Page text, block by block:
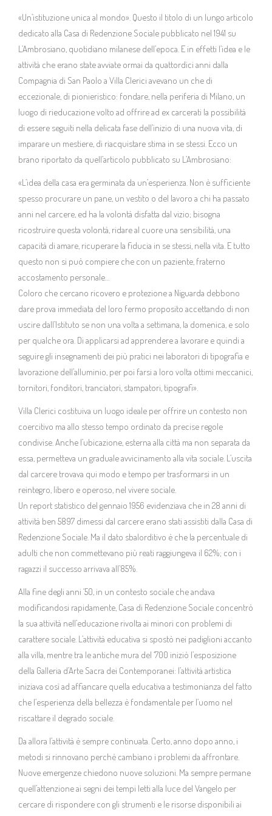
La rivista trimestrale
Sostienici
Contatti
«Un’istituzione unica al mondo». Questo il titolo di un lungo articolo
dedicato alla Casa di Redenzione Sociale pubblicato nel 1941 su
L’Ambrosiano, quotidiano milanese dell’epoca. E in effetti l’idea e le
attività che erano state avviate ormai da quattordici anni dalla
Compagnia di San Paolo a Villa Clerici avevano un che di
eccezionale, di pionieristico: fondare, nella periferia di Milano, un
luogo di rieducazione volto ad offrire ad ex carcerati la possibilità
di essere seguiti nella delicata fase dell’inizio di una nuova vita, di
imparare un mestiere, di riacquistare stima in se stessi. Ecco un
brano riportato da quell’articolo pubblicato su L’Ambrosiano:
«L’idea della casa era germinata da un’esperienza. Non è sufficiente
spesso procurare un pane, un vestito o del lavoro a chi ha passato
anni nel carcere, ed ha la volontà disfatta dal vizio; bisogna
ricostruire questa volontà, ridare al cuore una sensibilità, una
capacità di amare, ricuperare la fiducia in se stessi, nella vita. E tutto
questo non si può compiere che con un paziente, fraterno
accostamento personale…
Coloro che cercano ricovero e protezione a Niguarda debbono
dare prova immediata del loro fermo proposito accettando di non
uscire dall’Istituto se non una volta a settimana, la domenica, e solo
per qualche ora. Di applicarsi ad apprendere a lavorare e quindi a
seguire gli insegnamenti dei più pratici nei laboratori di tipografia e
lavorazione dell’alluminio, per poi farsi a loro volta ottimi meccanici,
tornitori, fonditori, tranciatori, stampatori, tipografi».
Villa Clerici costituiva un luogo ideale per offrire un contesto non
coercitivo ma allo stesso tempo ordinato da precise regole
condivise. Anche l’ubicazione, esterna alla città ma non separata da
essa, permetteva un graduale avvicinamento alla vita sociale. L’uscita
dal carcere trovava qui modo e tempo per trasformarsi in un
reintegro, libero e operoso, nel vivere sociale.
Un report statistico del gennaio 1956 evidenziava che in 28 anni di
attività ben 5897 dimessi dal carcere erano stati assistiti dalla Casa di
Redenzione Sociale. Ma il dato sbalorditivo è che la percentuale di
adulti che non commettevano più reati raggiungeva il 62%; con i
ragazzi il successo arrivava all’85%.
Alla fine degli anni ‘50, in un contesto sociale che andava
modificandosi rapidamente, Casa di Redenzione Sociale concentrò
la sua attività nell’educazione rivolta ai minori con problemi di
carattere sociale. L’attività educativa si spostò nei padiglioni accanto
alla villa, mentre tra le antiche mura del ‘700 iniziò l’esposizione
della Galleria d’Arte Sacra dei Contemporanei: l’attività artistica
iniziava così ad affiancare quella educativa a testimonianza del fatto
che l’esperienza della bellezza è fondamentale per l’uomo nel
riscattare il degrado sociale.
Da allora l’attività è sempre continuata. Certo, anno dopo anno, i
metodi si rinnovano perché cambiano i problemi da affrontare.
Nuove emergenze chiedono nuove soluzioni. Ma sempre permane
quell’attenzione ai segni dei tempi letti alla luce del Vangelo per
cercare di rispondere con gli strumenti e le risorse disponibili ai